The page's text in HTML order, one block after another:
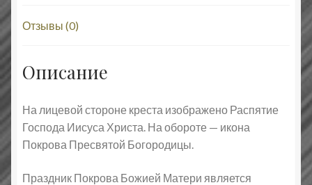
Отзывы (0)
Описание
На лицевой стороне креста изображено Распятие
Господа Иисуса Христа. На обороте — икона
Покрова Пресвятой Богородицы.
Праздник Покрова Божией Матери является